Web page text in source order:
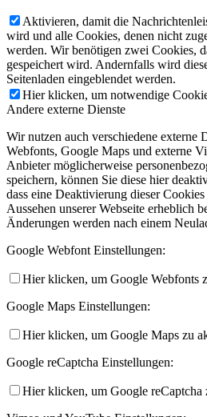
Aktivieren, damit die
wird und alle Cookies, denen nicht
werden. Wir benötigen zwei Cookies,
gespeichert wird. Andernfalls wird
Seitenladen eingeblendet werden.
Hier klicken, um notwendige
Andere externe Dienste
Wir nutzen auch verschiedene externe
Webfonts, Google Maps und externe
Anbieter möglicherweise
speichern, können Sie diese hier
dass eine Deaktivierung dieser
Aussehen unserer Webseite erheblich
Änderungen werden nach einem
Google Webfont Einstellungen:
Hier klicken, um Google Webfonts
Google Maps Einstellungen:
Hier klicken, um Google Maps zu
Google reCaptcha Einstellungen:
Hier klicken, um Google reCaptcha